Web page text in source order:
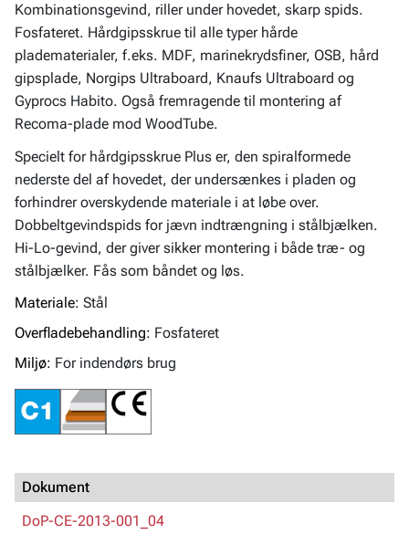
Kombinationsgevind, riller under hovedet, skarp spids.
Fosfateret. Hårdgipsskrue til alle typer hårde
pladematerialer, f.eks. MDF, marinekrydsfiner, OSB, hård
gipsplade, Norgips Ultraboard, Knaufs Ultraboard og
Gyprocs Habito. Også fremragende til montering af
Recoma-plade mod WoodTube.
Specielt for hårdgipsskrue Plus er, den spiralformede
nederste del af hovedet, der undersænkes i pladen og
forhindrer overskydende materiale i at løbe over.
Dobbeltgevindspids for jævn indtrængning i stålbjælken.
Hi-Lo-gevind, der giver sikker montering i både træ- og
stålbjælker. Fås som båndet og løs.
Materiale: Stål
Overfladebehandling: Fosfateret
Miljø: For indendørs brug
Dokument
DoP-CE-2013-001_04